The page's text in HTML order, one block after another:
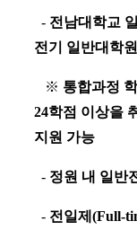
- 전남대학교
전기 일반대학
※ 통합과정
24학점 이상을
지원 가능
- 정원 내 일반
- 전일제(Full-